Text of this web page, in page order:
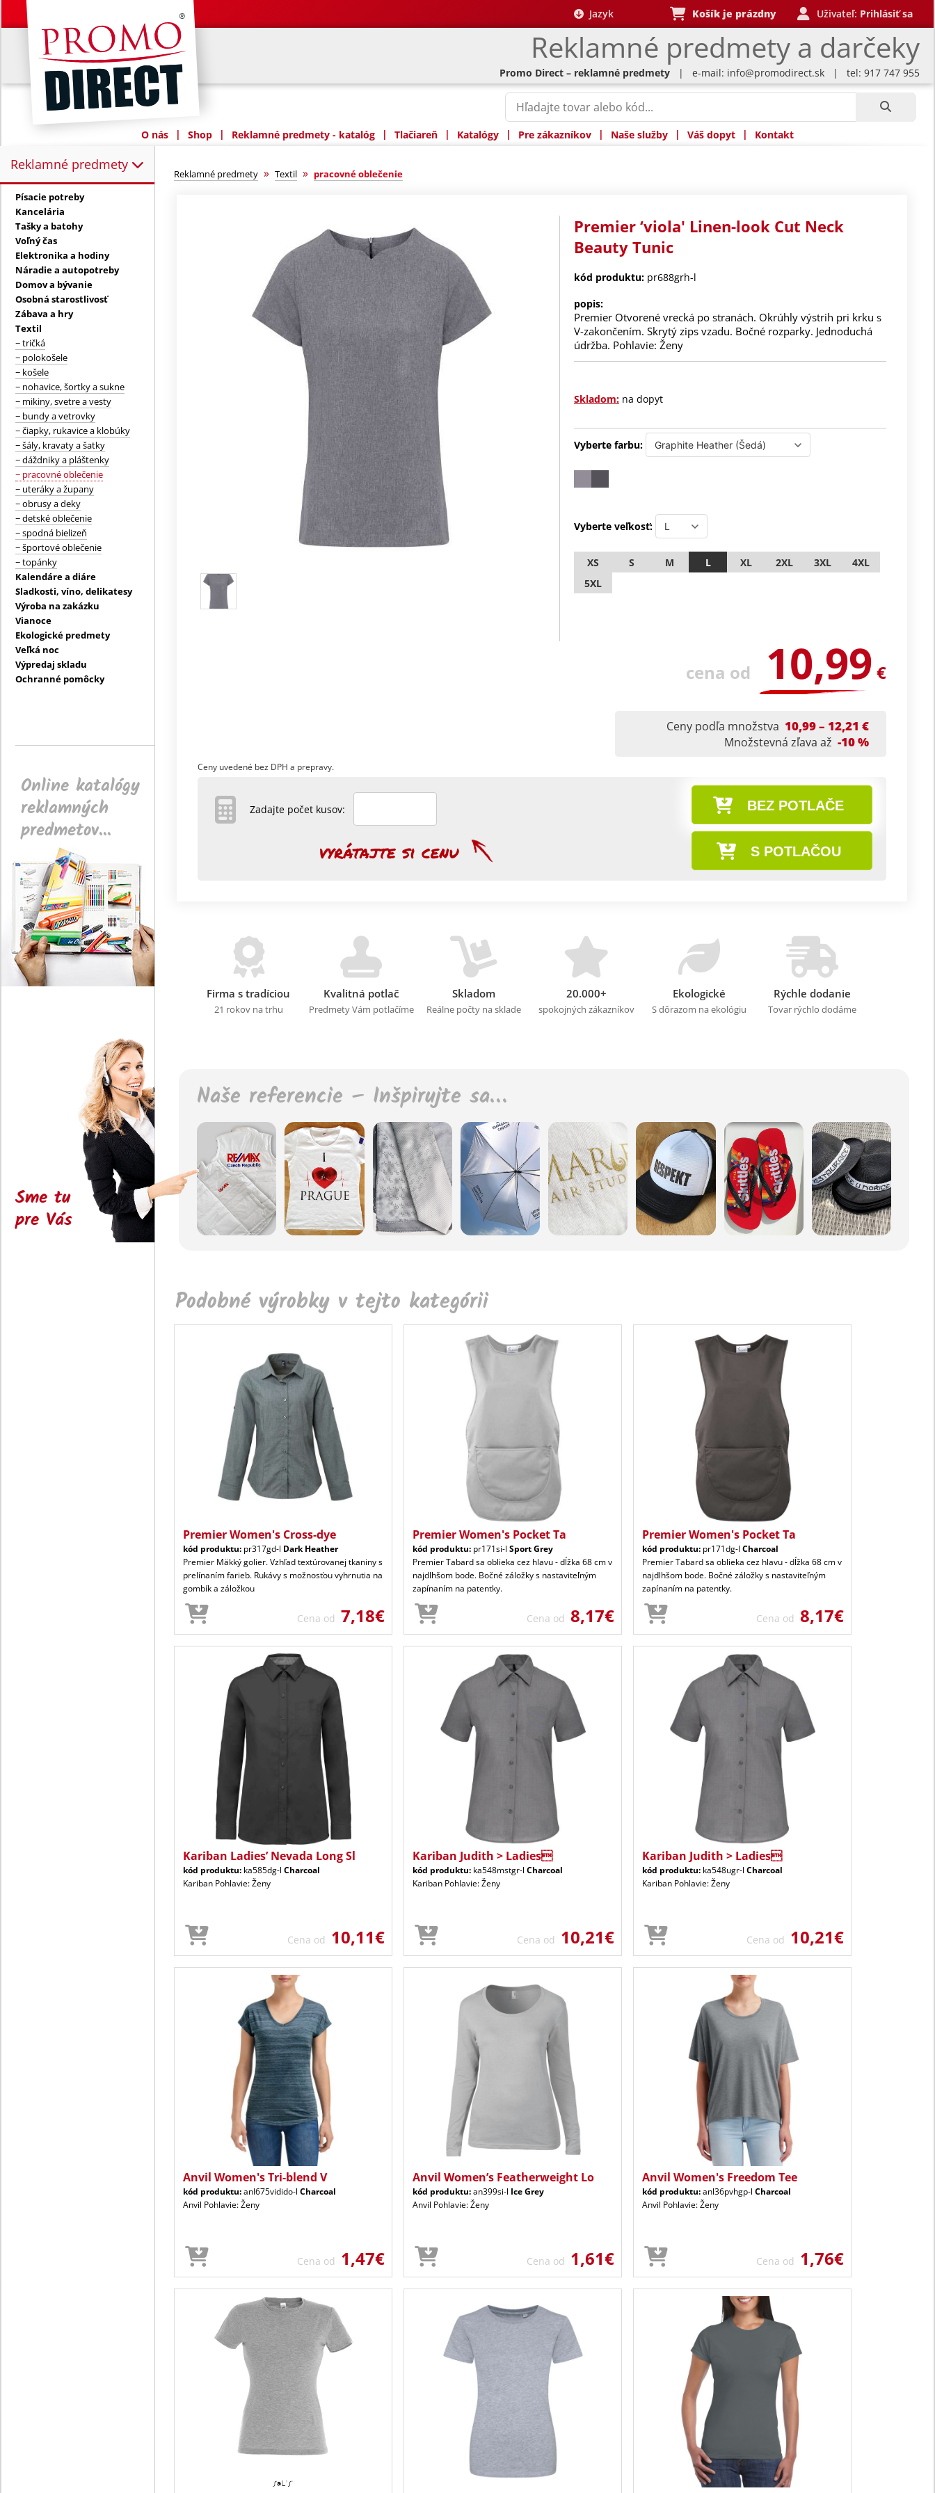
Reklamné predmety a darčeky
Jazyk Košík je prázdny Uživateľ: Prihlásiť sa
Promo Direct – reklamné predmety | e-mail: info@promodirect.sk | tel: 917 747 955
O nás | Shop | Reklamné predmety - katalóg | Tlačiareň | Katalógy | Pre zákazníkov | Naše služby | Váš dopyt | Kontakt
Reklamné predmety
Reklamné predmety:
Písacie potreby
Kancelária
Tašky a batohy
Voľný čas
Elektronika a hodiny
Náradie a autopotreby
Domov a bývanie
Osobná starostlivosť
Zábava a hry
Textil
− tričká
− polokošele
− košele
− nohavice, šortky a sukne
− mikiny, svetre a vesty
− bundy a vetrovky
− čiapky, rukavice a klobúky
− šály, kravaty a šatky
− dáždniky a pláštenky
− pracovné oblečenie
− uteráky a župany
− obrusy a deky
− detské oblečenie
− spodná bielizeň
− športové oblečenie
− topánky
Kalendáre a diáre
Sladkosti, víno, delikatesy
Výroba na zakázku
Vianoce
Ekologické predmety
Veľká noc
Výpredaj skladu
Ochranné pomôcky
Online katalógy
reklamných
predmetov...
Sme tu
pre Vás
Reklamné predmety » Textil » pracovné oblečenie
Premier ‘viola' Linen-look Cut Neck
Beauty Tunic
kód produktu: pr688grh-l
popis:
Premier Otvorené vrecká po stranách. Okrúhly výstrih pri krku s
V-zakončením. Skrytý zips vzadu. Bočné rozparky. Jednoduchá
údržba. Pohlavie: Ženy
Skladom: na dopyt
Vyberte farbu:
Vyberte veľkosť:
XS S M L XL 2XL 3XL
4XL
5XL
cena od 10,99 €
Ceny podľa množstva 10,99 – 12,21 €
Množstevná zľava až -10 %
Ceny uvedené bez DPH a prepravy.
BEZ POTLAČE
S POTLAČOU
Zadajte počet kusov:
Firma s tradíciou
21 rokov na trhu
Kvalitná potlač
Predmety Vám potlačíme
Skladom
Reálne počty na sklade
20.000+
spokojných zákazníkov
Ekologické
S dôrazom na ekológiu
Rýchle dodanie
Tovar rýchlo dodáme
Naše referencie – Inšpirujte sa…
Podobné výrobky v tejto kategórii
Premier Women's Cross-dye
kód produktu: pr317gd-l Dark Heather
Premier Mäkký golier. Vzhľad textúrovanej tkaniny s
prelínaním farieb. Rukávy s možnosťou vyhrnutia na
gombík a záložkou
Cena od 7,18€
Premier Women's Pocket Ta
kód produktu: pr171si-l Sport Grey
Premier Tabard sa oblieka cez hlavu - dĺžka 68 cm v
najdlhšom bode. Bočné záložky s nastaviteľným
zapínaním na patentky.
Cena od 8,17€
Premier Women's Pocket Ta
kód produktu: pr171dg-l Charcoal
Premier Tabard sa oblieka cez hlavu - dĺžka 68 cm v
najdlhšom bode. Bočné záložky s nastaviteľným
zapínaním na patentky.
Cena od 8,17€
Kariban Ladies’ Nevada Long Sl
kód produktu: ka585dg-l Charcoal
Kariban Pohlavie: Ženy
Cena od 10,11€
Kariban Judith > Ladies
kód produktu: ka548mstgr-l Charcoal
Kariban Pohlavie: Ženy
Cena od 10,21€
Kariban Judith > Ladies
kód produktu: ka548ugr-l Charcoal
Kariban Pohlavie: Ženy
Cena od 10,21€
Anvil Women's Tri-blend V
kód produktu:anl675vidido-l Charcoal
Anvil Pohlavie: Ženy
Cena od 1,47€
Anvil Women’s Featherweight Lo
kód produktu:an399si-l Ice Grey
Anvil Pohlavie: Ženy
Cena od 1,61€
Anvil Women's Freedom Tee
kód produktu:anl36pvhgp-l Charcoal
Anvil Pohlavie: Ženy
Cena od 1,76€